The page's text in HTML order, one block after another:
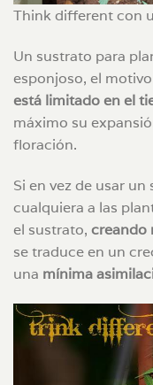
Think different con
Un sustrato para
esponjoso, el
está limitado en el
máximo su
floración.
Si en vez de usar
cualquiera a las
el sustrato, creando
se traduce en un
una mínima